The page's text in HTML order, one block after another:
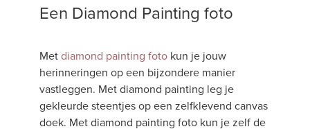
Een Diamond Painting foto
Metdiamond painting fotokun je jouw
herinneringen op een bijzondere manier
vastleggen. Met diamond painting leg je
gekleurde steentjes op een zelfklevend canvas
doek. Met diamond painting foto kun je zelf de